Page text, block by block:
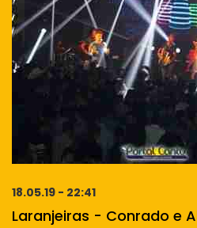
18.05.19 - 22:41
Laranjeiras - Conrado e